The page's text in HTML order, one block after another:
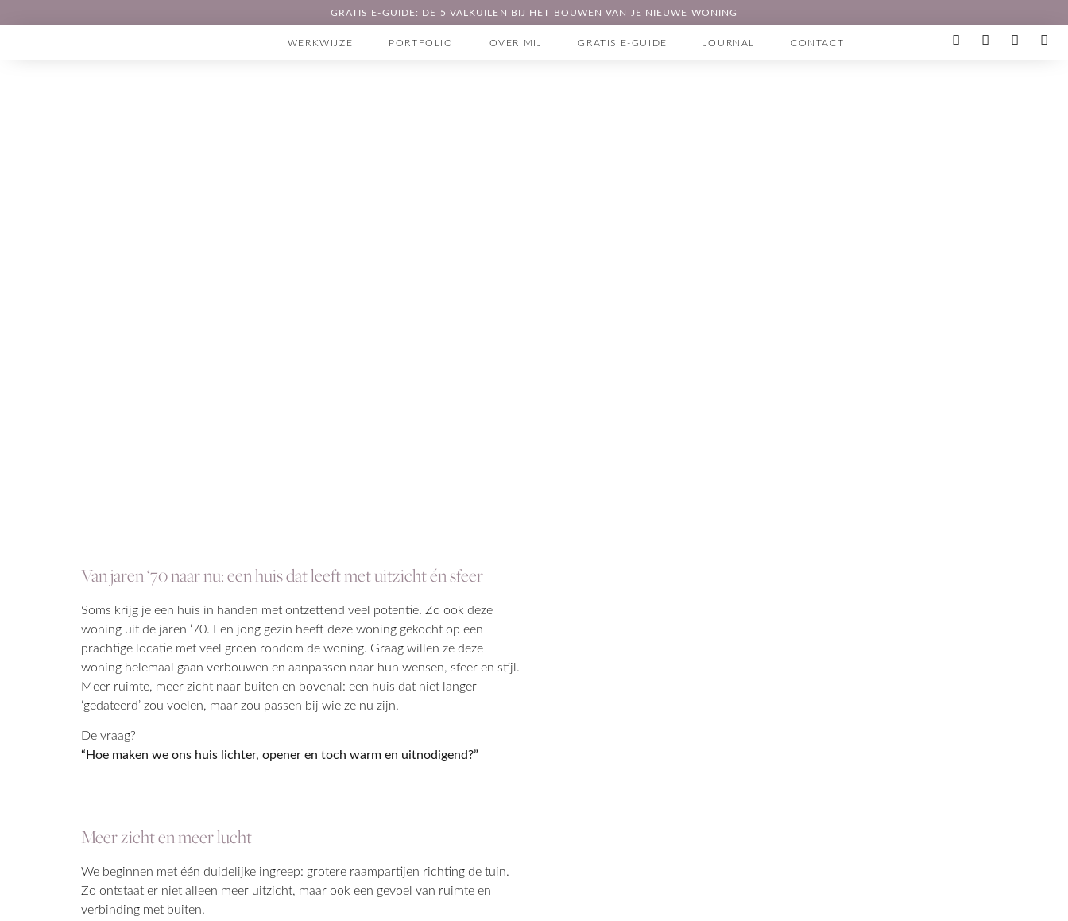
GRATIS E-GUIDE: DE 5 VALKUILEN BIJ HET BOUWEN VAN JE NIEUWE WONING
WERKWIJZE PORTFOLIO OVER MIJ GRATIS E-GUIDE JOURNAL CONTACT
Van jaren ‘70 naar nu: een huis dat leeft met uitzicht én sfeer
Soms krijg je een huis in handen met ontzettend veel potentie. Zo ook deze
woning uit de jaren ‘70. Een jong gezin heeft deze woning gekocht op een
prachtige locatie met veel groen rondom de woning. Graag willen ze deze
woning helemaal gaan verbouwen en aanpassen naar hun wensen, sfeer en stijl.
Meer ruimte, meer zicht naar buiten en bovenal: een huis dat niet langer
‘gedateerd’ zou voelen, maar zou passen bij wie ze nu zijn.
De vraag?
“Hoe maken we ons huis lichter, opener en toch warm en uitnodigend?”
Meer zicht en meer lucht
We beginnen met één duidelijke ingreep: grotere raampartijen richting de tuin.
Zo ontstaat er niet alleen meer uitzicht, maar ook een gevoel van ruimte en
verbinding met buiten.